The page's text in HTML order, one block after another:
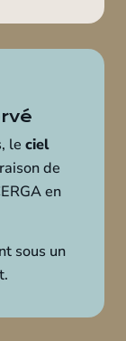
le ciel
de
en
sous un